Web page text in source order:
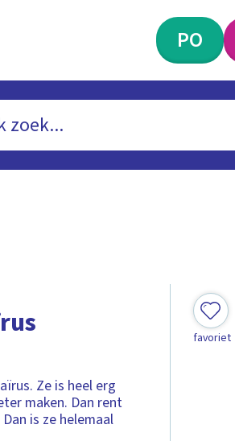
PO
Ze is heel erg
maken. Dan rent
is ze helemaal
favoriet